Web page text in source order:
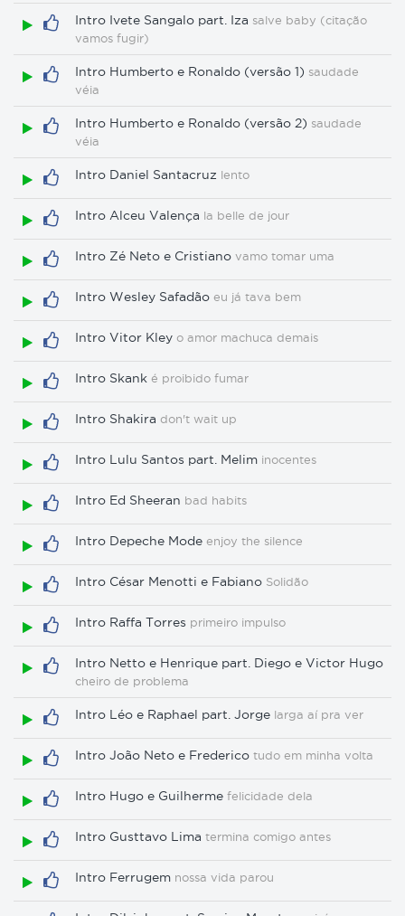
Intro Ivete Sangalo part. Iza salve baby (citação
vamos fugir)
Intro Humberto e Ronaldo (versão 1) saudade
véia
Intro Humberto e Ronaldo (versão 2) saudade
véia
Intro Daniel Santacruz lento
Intro Alceu Valença la belle de jour
Intro Zé Neto e Cristiano vamo tomar uma
Intro Wesley Safadão eu já tava bem
Intro Vitor Kley o amor machuca demais
Intro Skank é proibido fumar
Intro Shakira don't wait up
Intro Lulu Santos part. Melim inocentes
Intro Ed Sheeran bad habits
Intro Depeche Mode enjoy the silence
Intro César Menotti e Fabiano Solidão
Intro Raffa Torres primeiro impulso
Intro Netto e Henrique part. Diego e Victor Hugo
cheiro de problema
Intro Léo e Raphael part. Jorge larga aí pra ver
Intro João Neto e Frederico tudo em minha volta
Intro Hugo e Guilherme felicidade dela
Intro Gusttavo Lima termina comigo antes
Intro Ferrugem nossa vida parou